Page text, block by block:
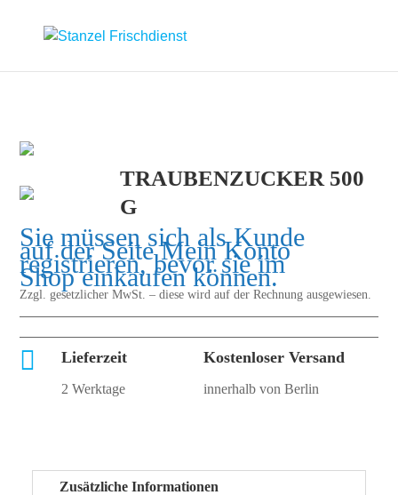
TRAUBENZUCKER 500
G
Sie müssen sich als Kunde
auf der SeiteMein Konto
registrieren, bevor sie im
Shop einkaufen können.
Zzgl. gesetzlicher MwSt. – diese wird auf der Rechnung ausgewiesen.
 Lieferzeit
2 Werktage
Kostenloser Versand
innerhalb von Berlin
Zusätzliche Informationen